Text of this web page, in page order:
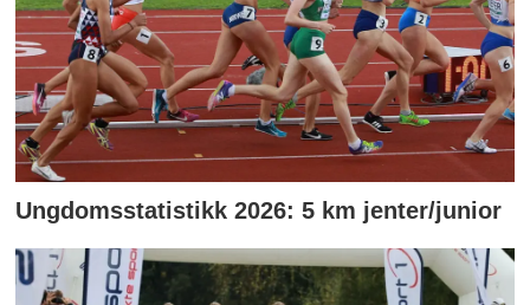
Ungdomsstatistikk 2026: 5 km jenter/junior